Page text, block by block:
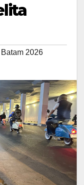
2026